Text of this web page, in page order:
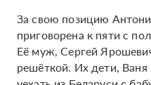
За свою позицию
приговорена к пяти с
Её муж, Сергей
решёткой. Их дети,